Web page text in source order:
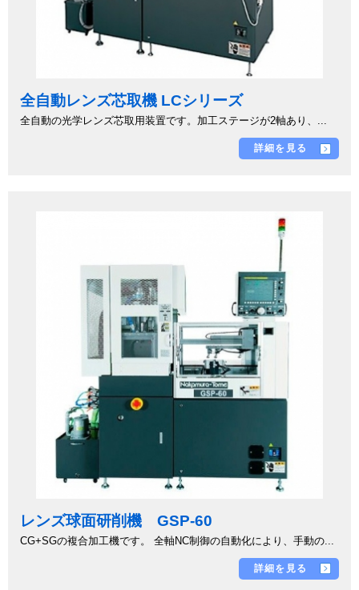
全自動レンズ芯取機 LCシリーズ
全自動の光学レンズ芯取用装置です。加工ステージが2軸あり、...
詳細を見る
レンズ球面研削機 GSP-60
CG+SGの複合加工機です。 全軸NC制御の自動化により、手動の...
詳細を見る